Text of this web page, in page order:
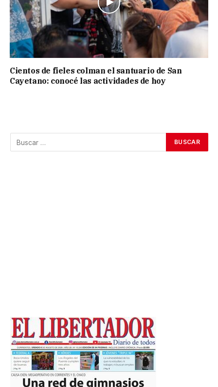
Cientos de fieles colman el santuario de San
Cayetano: conocé las actividades de hoy